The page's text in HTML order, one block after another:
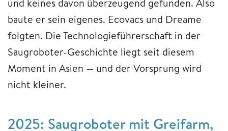
und keines davon überzeugend gefunden. Also
baute er sein eigenes. Ecovacs und Dreame
folgten. Die Technologieführerschaft in der
Saugroboter-Geschichte liegt seit diesem
Moment in Asien — und der Vorsprung wird
nicht kleiner.
2025: Saugroboter mit Greifarm,